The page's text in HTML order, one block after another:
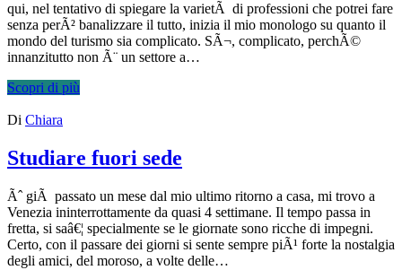
qui, nel tentativo di spiegare la varietÃ di professioni che potrei fare
senza perÃ² banalizzare il tutto, inizia il mio monologo su quanto il
mondo del turismo sia complicato. SÃ¬, complicato, perchÃ©
innanzitutto non Ã¨ un settore a…
Scopri di più
Di Chiara
Studiare fuori sede
Ãˆ giÃ passato un mese dal mio ultimo ritorno a casa, mi trovo a
Venezia ininterrottamente da quasi 4 settimane. Il tempo passa in
fretta, si saâ€¦ specialmente se le giornate sono ricche di impegni.
Certo, con il passare dei giorni si sente sempre piÃ¹ forte la nostalgia
degli amici, del moroso, a volte delle…